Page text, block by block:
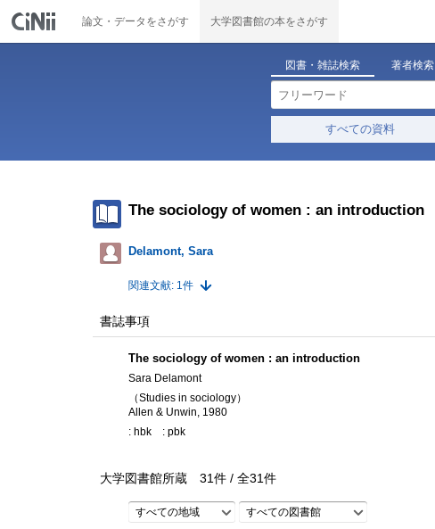
論文・データをさがす 大学図書館の本をさがす
図書・雑誌検索 著者検索
すべての資料
The sociology of women : an introduction
Delamont, Sara
関連文献: 1件
書誌事項
The sociology of women : an introduction
Sara Delamont
（Studies in sociology）
Allen & Unwin, 1980
: hbk
: pbk
大学図書館所蔵 31件 / 全31件
すべての地域 すべての図書館